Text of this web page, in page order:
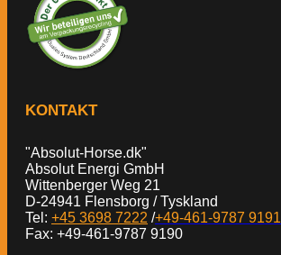
KONTAKT
"Absolut-Horse.dk"
Absolut Energi GmbH
Wittenberger Weg 21
D-24941 Flensborg / Tyskland
Tel: +45 3698 7222 /+49-461-9787 9191
Fax: +49-461-9787 9190